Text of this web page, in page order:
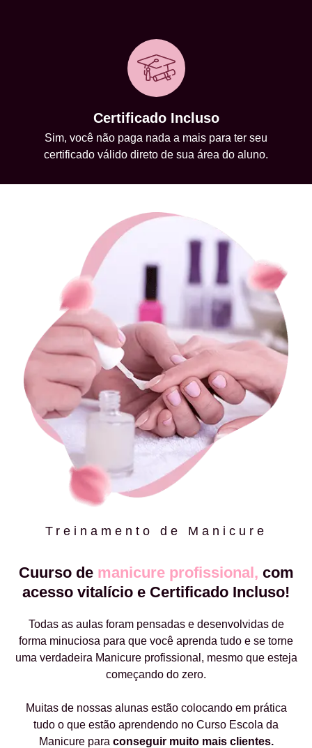
Certificado Incluso
Sim, você não paga nada a mais para ter seu
certificado válido direto de sua área do aluno.
Treinamento de Manicure
Cuurso de manicure profissional, com
acesso vitalício e Certificado Incluso!
Todas as aulas foram pensadas e desenvolvidas de
forma minuciosa para que você aprenda tudo e se torne
uma verdadeira Manicure profissional, mesmo que esteja
começando do zero.
Muitas de nossas alunas estão colocando em prática
tudo o que estão aprendendo no Curso Escola da
Manicure para conseguir muito mais clientes.